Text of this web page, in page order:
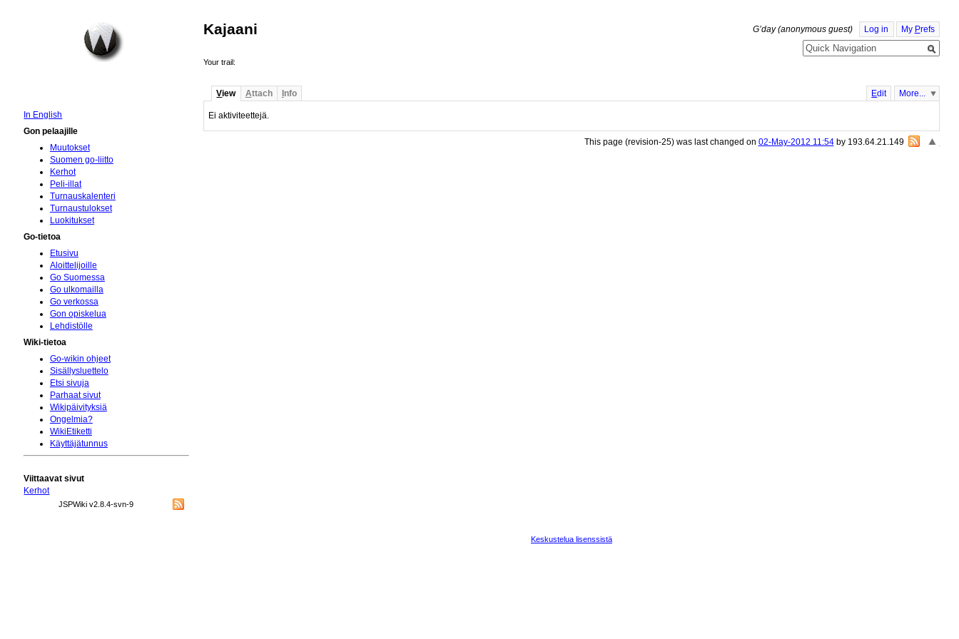
G’day (anonymous guest) Log in My Prefs
Kajaani
Your trail:
Edit More...
View Attach Info
Ei aktiviteettejä.
This page (revision-25) was last changed on 02-May-2012 11:54by 193.64.21.149
In English
Gon pelaajille
Muutokset
Suomen go-liitto
Kerhot
Peli-illat
Turnauskalenteri
Turnaustulokset
Luokitukset
Go-tietoa
Etusivu
Aloittelijoille
Go Suomessa
Go ulkomailla
Go verkossa
Gon opiskelua
Lehdistölle
Wiki-tietoa
Go-wikin ohjeet
Sisällysluettelo
Etsi sivuja
Parhaat sivut
Wikipäivityksiä
Ongelmia?
WikiEtiketti
Käyttäjätunnus
Viittaavat sivut
Kerhot
JSPWiki v2.8.4-svn-9
Keskustelua lisenssistä